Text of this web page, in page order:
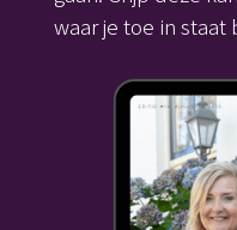
waar je toe in staat